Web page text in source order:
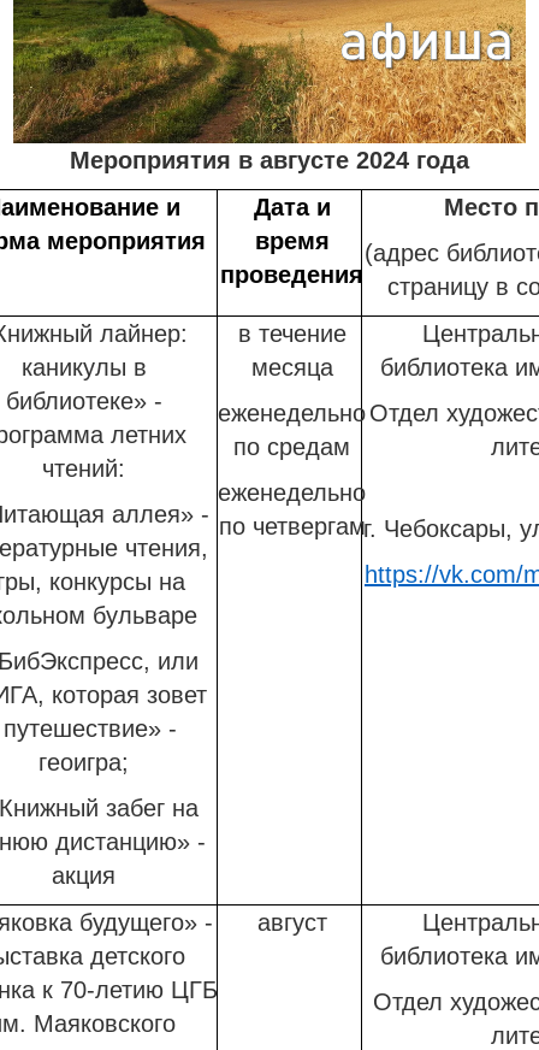
Мероприятия в августе 2024 года
и
мероприятия
Дата и
время
проведения
Место
(адрес
страницу в
лайнер:
каникулы в
библиотеке» -
летних
чтений:
аллея» -
чтения,
конкурсы на
бульваре
или
которая зовет
-
геоигра;
забег на
дистанцию» -
акция
в течение
месяца
еженедельно
по средам
еженедельно
по четвергам
библиотека
Отдел
г. Чебоксары,
https://vk.com/
будущего» -
детского
к 70-летию ЦГБ
Маяковского
август
библиотека
Отдел